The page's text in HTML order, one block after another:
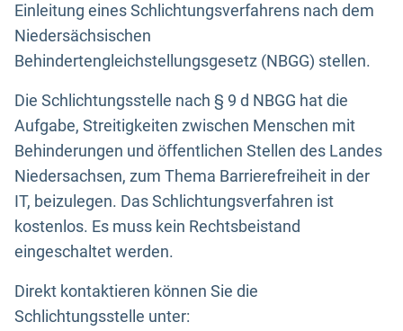
Einleitung eines Schlichtungsverfahrens nach dem
Niedersächsischen
Behindertengleichstellungsgesetz (NBGG) stellen.
Die Schlichtungsstelle nach § 9 d NBGG hat die
Aufgabe, Streitigkeiten zwischen Menschen mit
Behinderungen und öffentlichen Stellen des Landes
Niedersachsen, zum Thema Barrierefreiheit in der
IT, beizulegen. Das Schlichtungsverfahren ist
kostenlos. Es muss kein Rechtsbeistand
eingeschaltet werden.
Direkt kontaktieren können Sie die
Schlichtungsstelle unter: